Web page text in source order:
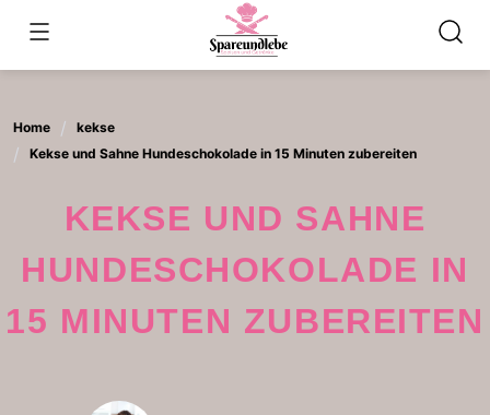
content
Home
kekse
Kekse und Sahne Hundeschokolade in 15 Minuten zubereiten
KEKSE UND SAHNE
HUNDESCHOKOLADE IN
15 MINUTEN ZUBEREITEN